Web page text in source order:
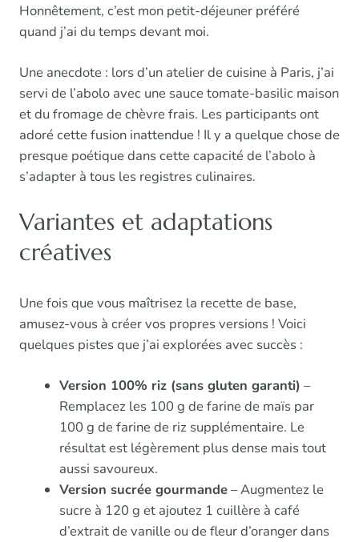
Honnêtement, c’est mon petit-déjeuner préféré
quand j’ai du temps devant moi.
Une anecdote : lors d’un atelier de cuisine à Paris, j’ai
servi de l’abolo avec une sauce tomate-basilic maison
et du fromage de chèvre frais. Les participants ont
adoré cette fusion inattendue ! Il y a quelque chose de
presque poétique dans cette capacité de l’abolo à
s’adapter à tous les registres culinaires.
Variantes et adaptations
créatives
Une fois que vous maîtrisez la recette de base,
amusez-vous à créer vos propres versions ! Voici
quelques pistes que j’ai explorées avec succès :
Version 100% riz (sans gluten garanti) –
Remplacez les 100 g de farine de maïs par
100 g de farine de riz supplémentaire. Le
résultat est légèrement plus dense mais tout
aussi savoureux.
Version sucrée gourmande– Augmentez le
sucre à 120 g et ajoutez 1 cuillère à café
d’extrait de vanille ou de fleur d’oranger dans